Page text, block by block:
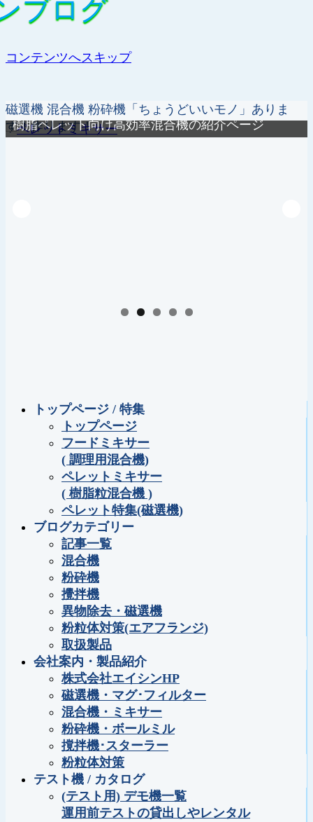
コンテンツへスキップ
磁選機 混合機 粉砕機「ちょうどいいモノ」ありま
す！作ります！
ブログ
樹脂ペレット向け高効率混合機の紹介ページ
トップページ / 特集
トップページ
フードミキサー
( 調理用混合機)
ペレットミキサー
( 樹脂粒混合機 )
ペレット特集(磁選機)
ブログカテゴリー
記事一覧
混合機
粉砕機
攪拌機
異物除去・磁選機
粉粒体対策(エアフランジ)
取扱製品
会社案内・製品紹介
株式会社エイシンHP
磁選機・マグ･フィルター
混合機・ミキサー
粉砕機・ボールミル
撹拌機･スターラー
粉粒体対策
テスト機 / カタログ
(テスト用) デモ機一覧
運用前テストの貸出しやレンタル
ブログ